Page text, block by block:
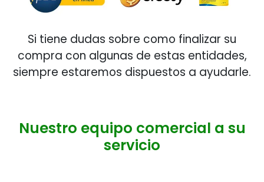
Si tiene dudas sobre como finalizar su
compra con algunas de estas entidades,
siempre estaremos dispuestos a ayudarle.
Nuestro equipo comercial a su
servicio